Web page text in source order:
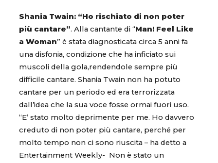
Shania Twain: “Ho rischiato di non poter
più cantare”. Alla cantante di “Man! Feel Like
a Woman” è stata diagnosticata circa 5 anni fa
una disfonia, condizione che ha inficiato sui
muscoli della gola,rendendole sempre più
difficile cantare. Shania Twain non ha potuto
cantare per un periodo ed era terrorizzata
dall’idea che la sua voce fosse ormai fuori uso.
“E’ stato molto deprimente per me. Ho davvero
creduto di non poter più cantare, perché per
molto tempo non ci sono riuscita – ha detto a
Entertainment Weekly- Non è stato un